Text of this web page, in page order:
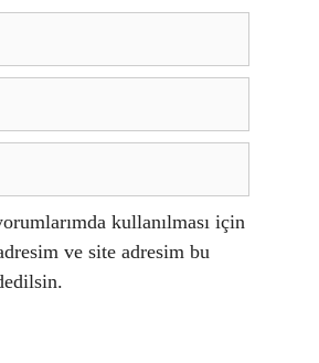
kullanılması için
ve site adresim bu